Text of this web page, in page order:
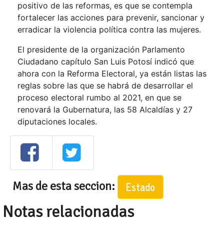
positivo de las reformas, es que se contempla
fortalecer las acciones para prevenir, sancionar y
erradicar la violencia política contra las mujeres.
El presidente de la organización Parlamento
Ciudadano capítulo San Luis Potosí indicó que
ahora con la Reforma Electoral, ya están listas las
reglas sobre las que se habrá de desarrollar el
proceso electoral rumbo al 2021, en que se
renovará la Gubernatura, las 58 Alcaldías y 27
diputaciones locales.
Mas de esta seccion: Estado
Notas relacionadas